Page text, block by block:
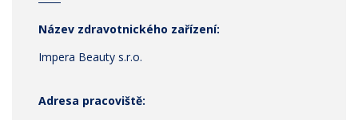
Název zdravotnického zařízení:
Impera Beauty s.r.o.
Adresa pracoviště: